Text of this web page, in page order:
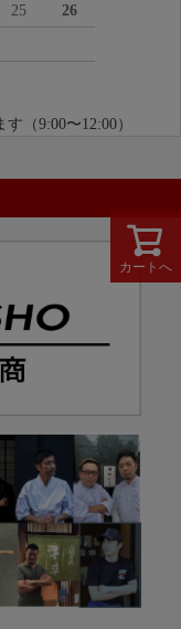
カートへ
25 26
（9:00〜12:00）